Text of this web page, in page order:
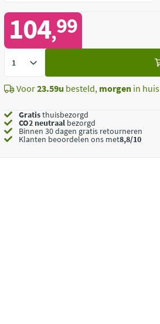
104,99
Voor23.59u besteld, morgen in huis
Gratisthuisbezorgd
CO2 neutraal bezorgd
Binnen 30 dagen gratis retourneren
Klanten beoordelen ons met8,8/10